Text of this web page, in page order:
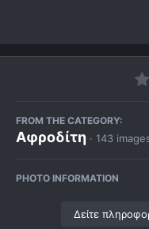
FROM THE CATEGORY:
Αφροδίτη · 143
PHOTO INFORMATION
Δείτε